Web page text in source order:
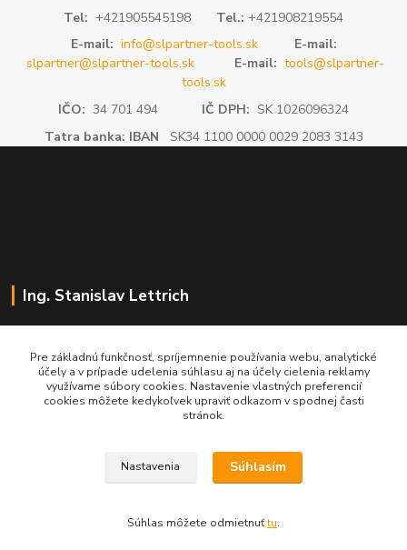
Tel: +421905545198 Tel.: +421908219554
E-mail: info@slpartner-tools.sk
E-mail:
slpartner@slpartner-tools.sk
E-mail: tools@slpartner-
tools.sk
IČO: 34 701 494 IČ DPH: SK 1026096324
Tatra banka: IBAN SK34 1100 0000 0029 2083 3143
Ing. Stanislav Lettrich
+421 905 545 198
NONSTOP
Pre základnú funkčnosť, spríjemnenie používania webu, analytické
účely a v prípade udelenia súhlasu aj na účely cielenia reklamy
využívame súbory cookies. Nastavenie vlastných preferencií
cookies môžete kedykoľvek upraviť odkazom v spodnej časti
stránok.
Nastavenia Súhlasím
Súhlas môžete odmietnuťtu.